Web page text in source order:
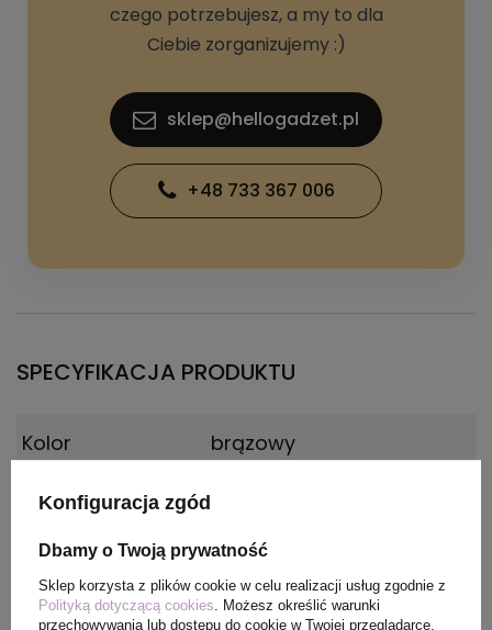
czego potrzebujesz, a my to dla
Ciebie zorganizujemy :)
sklep@hellogadzet.pl
+48 733 367 006
SPECYFIKACJA PRODUKTU
Kolor brązowy
Materiał
Wymiary
produktu
11 x 3,7 x 3 cm
Konfiguracja zgód
Dbamy o Twoją prywatność
Sklep korzysta z plików cookie w celu realizacji usług zgodnie z
Polityką dotyczącą cookies . Możesz określić warunki
przechowywania lub dostępu do cookie w Twojej przeglądarce.